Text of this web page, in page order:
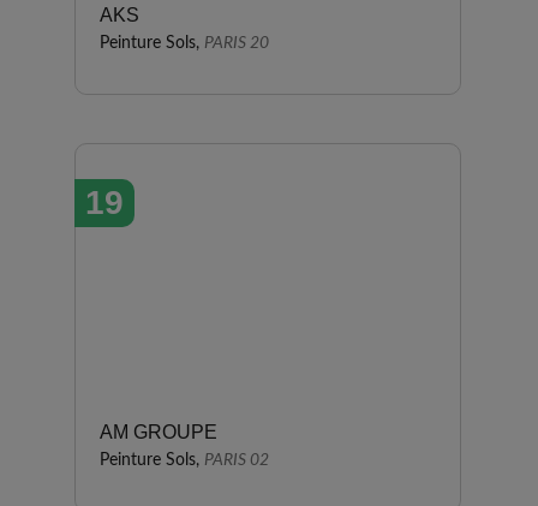
AKS
Peinture Sols, PARIS 20
19
AM GROUPE
Peinture Sols, PARIS 02